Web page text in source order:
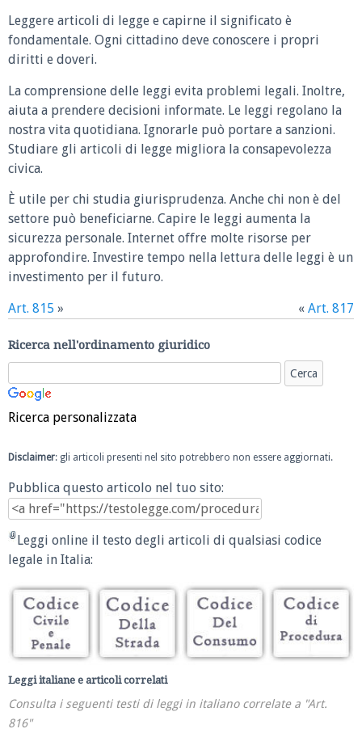
Leggere articoli di legge e capirne il significato è
fondamentale. Ogni cittadino deve conoscere i propri
diritti e doveri.
La comprensione delle leggi evita problemi legali. Inoltre,
aiuta a prendere decisioni informate. Le leggi regolano la
nostra vita quotidiana. Ignorarle può portare a sanzioni.
Studiare gli articoli di legge migliora la consapevolezza
civica.
È utile per chi studia giurisprudenza. Anche chi non è del
settore può beneficiarne. Capire le leggi aumenta la
sicurezza personale. Internet offre molte risorse per
approfondire. Investire tempo nella lettura delle leggi è un
investimento per il futuro.
Art. 815 » « Art. 817
Ricerca nell'ordinamento giuridico
Ricerca personalizzata
Disclaimer: gli articoli presenti nel sito potrebbero non essere aggiornati.
Pubblica questo articolo nel tuo sito:
Leggi online il testo degli articoli di qualsiasi codice
legale in Italia:
Leggi italiane e articoli correlati
Consulta i seguenti testi di leggi in italiano correlate a "Art.
816"